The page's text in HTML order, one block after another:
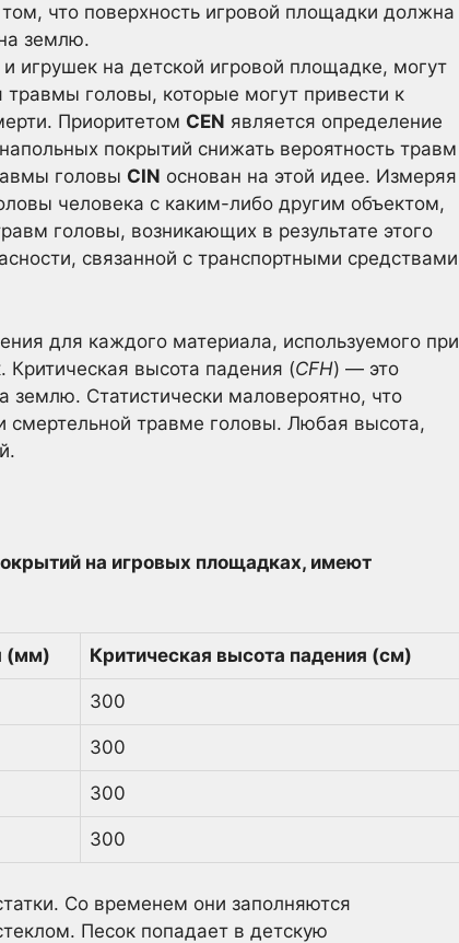
что поверхность игровой площадки должна
землю.
игрушек на детской игровой площадке, могут
головы, которые могут привести к
Приоритетом CEN является определение
покрытий снижать вероятность травм
головы CIN основан на этой идее. Измеряя
человека с каким-либо другим объектом,
головы, возникающих в результате этого
связанной с транспортными средствами
для каждого материала, используемого при
высота падения (CFH) — это
землю. Статистически маловероятно, что
смертельной травме головы. Любая высота,
на игровых площадках, имеют
(мм) Критическая высота падения (см)
300
300
300
300
Со временем они заполняются
Песок попадает в детскую